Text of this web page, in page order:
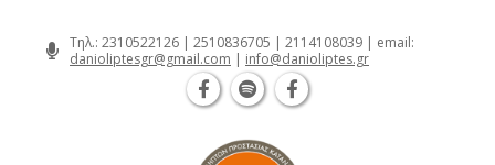
Τηλ.: 2310522126 | 2510836705 | 2114108039 | email:
danioliptesgr@gmail.com | info@danioliptes.gr